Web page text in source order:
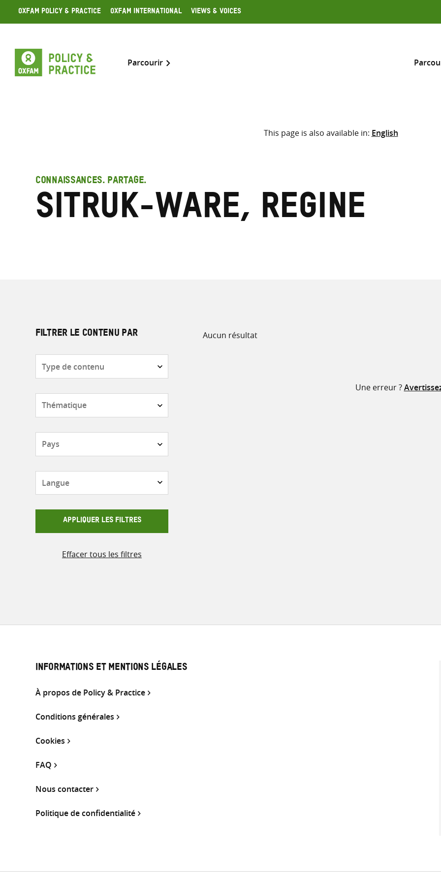
Skip
to
Oxfam Policy & Practice Oxfam International Views & Voices
Parcourir
Inclure
Sélectionner l’emplacement
termes
de
This page is also available in: English
CONNAISSANCES. PARTAGE.
Sitruk-Ware, Regine
FILTRER LE CONTENU PAR
de
APPLIQUER LES FILTRES
Effacer tous les filtres
Aucun résultat
Une erreur ?
INFORMATIONS ET MENTIONS LÉGALES
À propos de Policy & Practice
Conditions générales
Cookies
FAQ
Nous contacter
Politique de confidentialité